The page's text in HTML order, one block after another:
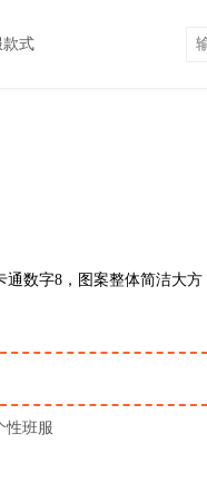
款式
数字8，图案整体简洁大方
性班服